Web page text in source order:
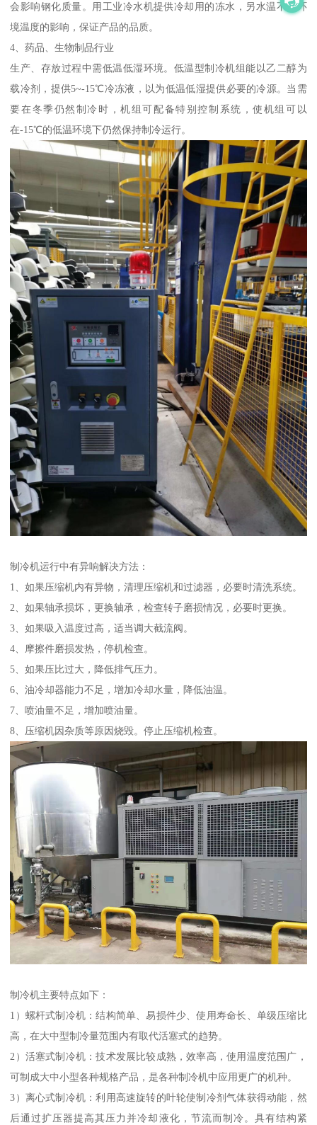
会影响钢化质量。用工业冷水机提供冷却用的冻水，另水温不爱环
境温度的影响，保证产品的品质。
4、药品、生物制品行业
生产、存放过程中需低温低湿环境。低温型制冷机组能以乙二醇为
载冷剂，提供5~-15℃冷冻液，以为低温低湿提供必要的冷源。当需
要在冬季仍然制冷时，机组可配备特别控制系统，使机组可以
在-15℃的低温环境下仍然保持制冷运行。
制冷机运行中有异响解决方法：
1、如果压缩机内有异物，清理压缩机和过滤器，必要时清洗系统。
2、如果轴承损坏，更换轴承，检查转子磨损情况，必要时更换。
3、如果吸入温度过高，适当调大截流阀。
4、摩擦件磨损发热，停机检查。
5、如果压比过大，降低排气压力。
6、油冷却器能力不足，增加冷却水量，降低油温。
7、喷油量不足，增加喷油量。
8、压缩机因杂质等原因烧毁。停止压缩机检查。
制冷机主要特点如下：
1）螺杆式制冷机：结构简单、易损件少、使用寿命长、单级压缩比
高，在大中型制冷量范围内有取代活塞式的趋势。
2）活塞式制冷机：技术发展比较成熟，效率高，使用温度范围广，
可制成大中小型各种规格产品，是各种制冷机中应用更广的机种。
3）离心式制冷机：利用高速旋转的叶轮使制冷剂气体获得动能，然
后通过扩压器提高其压力并冷却液化，节流而制冷。具有结构紧